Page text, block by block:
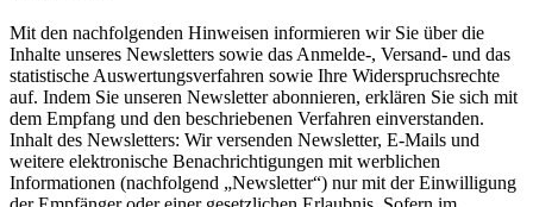
Mit den nachfolgenden Hinweisen informieren wir Sie über die
Inhalte unseres Newsletters sowie das Anmelde-, Versand- und das
statistische Auswertungsverfahren sowie Ihre Widerspruchsrechte
auf. Indem Sie unseren Newsletter abonnieren, erklären Sie sich mit
dem Empfang und den beschriebenen Verfahren einverstanden.
Inhalt des Newsletters: Wir versenden Newsletter, E-Mails und
weitere elektronische Benachrichtigungen mit werblichen
Informationen (nachfolgend „Newsletter“) nur mit der Einwilligung